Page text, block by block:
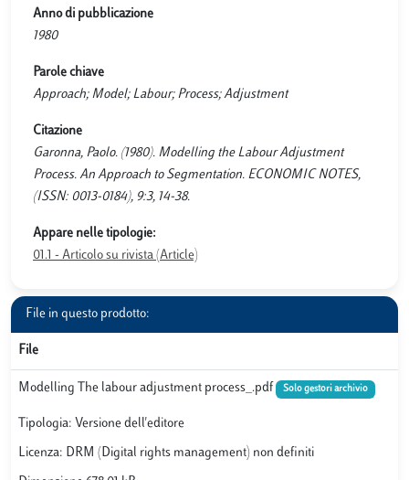
Anno di pubblicazione
1980
Parole chiave
Approach; Model; Labour; Process; Adjustment
Citazione
Garonna, Paolo. (1980). Modelling the Labour Adjustment
Process. An Approach to Segmentation. ECONOMIC NOTES,
(ISSN: 0013-0184), 9:3, 14-38.
Appare nelle tipologie:
01.1 - Articolo su rivista (Article)
File in questo prodotto:
File
Modelling The labour adjustment process_.pdf Solo gestori archivio
Tipologia: Versione dell'editore
Licenza: DRM (Digital rights management) non definiti